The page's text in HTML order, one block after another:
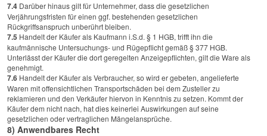
7.4 Darüber hinaus gilt für Unternehmer, dass die gesetzlichen
Verjährungsfristen für einen ggf. bestehenden gesetzlichen
Rückgriffsanspruch unberührt bleiben.
7.5 Handelt der Käufer als Kaufmann i.S.d. § 1 HGB, trifft ihn die
kaufmännische Untersuchungs- und Rügepflicht gemäß § 377 HGB.
Unterlässt der Käufer die dort geregelten Anzeigepflichten, gilt die Ware als
genehmigt.
7.6 Handelt der Käufer als Verbraucher, so wird er gebeten, angelieferte
Waren mit offensichtlichen Transportschäden bei dem Zusteller zu
reklamieren und den Verkäufer hiervon in Kenntnis zu setzen. Kommt der
Käufer dem nicht nach, hat dies keinerlei Auswirkungen auf seine
gesetzlichen oder vertraglichen Mängelansprüche.
8) Anwendbares Recht